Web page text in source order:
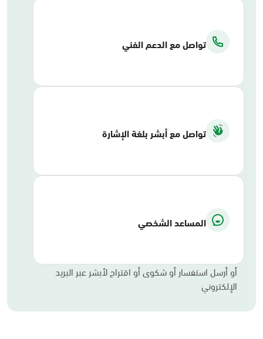
تواصل مع الدعم الفني
تواصل مع أبشر بلغة الإشارة
المساعد الشخصي
أو أرسل استفسار أو شكوى أو اقتراح لأبشر عبر البريد
الإلكتروني